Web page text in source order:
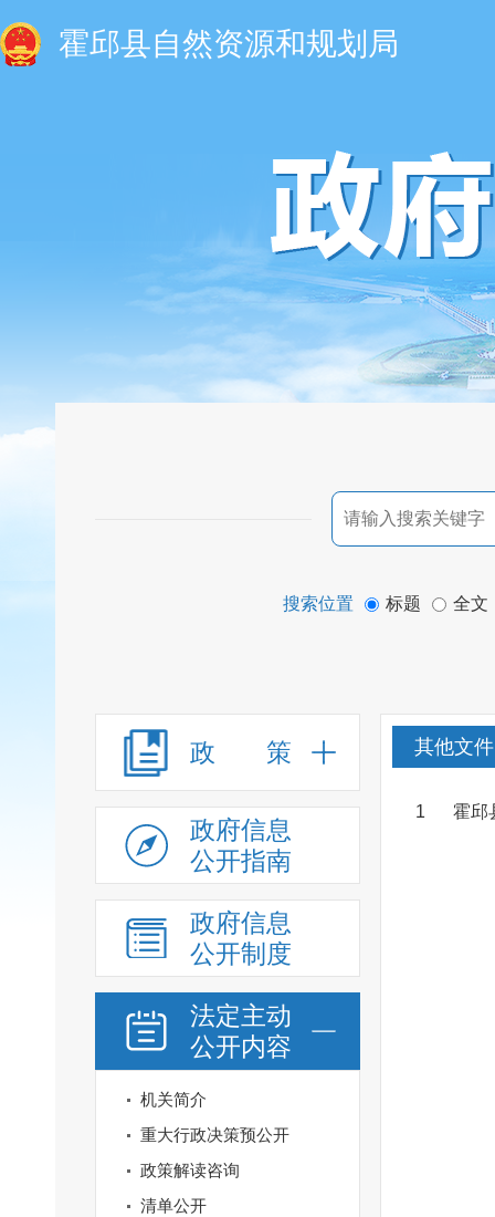
霍邱县自然资源和规划局
搜索位置 标题 全文
政 策
政府信息
公开指南
政府信息
公开制度
法定主动
公开内容
机关简介
重大行政决策预公开
政策解读咨询
清单公开
其他文件
1 霍邱